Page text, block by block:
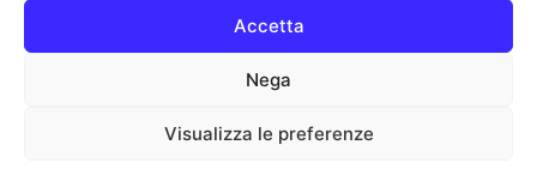
Accetta
Nega
Visualizza le preferenze
Ocean Way Audio HR3.5 Twin 12-Inch Tri-
Amped Reference Monitor – Coppia